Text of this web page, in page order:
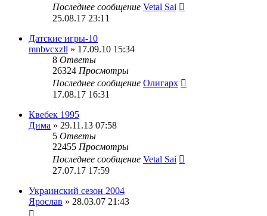
Последнее сообщение Vetal Sai
25.08.17 23:11
Датские игры-10
mnbvcxzll » 17.09.10 15:34
8 Ответы
26324 Просмотры
Последнее сообщение Олигарх
17.08.17 16:31
Квебек 1995
Дима » 29.11.13 07:58
5 Ответы
22455 Просмотры
Последнее сообщение Vetal Sai
27.07.17 17:59
Украинский сезон 2004
Ярослав » 28.03.07 21:43